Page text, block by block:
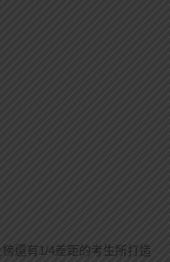
還有1/4差距的考生所打造